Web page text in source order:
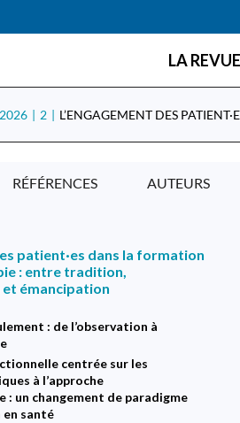
LA REVUE
2026 2
RÉFÉRENCES AUTEURS
patient·es dans la formation
: entre tradition,
émancipation
: de l’observation à
centrée sur les
à l’approche
: un changement de paradigme
santé